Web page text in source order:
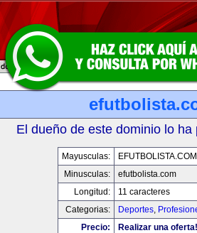
El dueño de este dominio lo ha
Mayusculas:
EFUTBOLISTA.COM
Minusculas:
efutbolista.com
Longitud:
11 caracteres
Categorias:
Deportes,
Precio:
Realizar una oferta!